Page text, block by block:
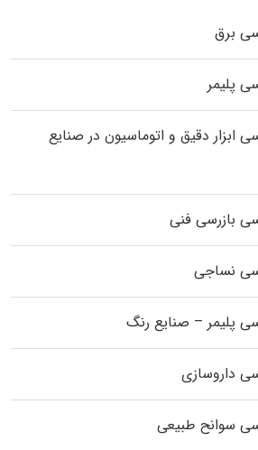
برق
پلیمر
ابزار دقیق و اتوماسیون در صنایع
بازرسی فنی
نساجی
پلیمر – صنایع رنگ
داروسازی
سوانح طبیعی